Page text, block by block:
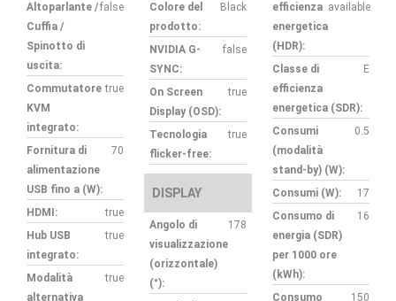
Altoparlante /
Cuffia /
Spinotto di
uscita:
false
Commutatore
KVM
integrato:
true
Fornitura di
alimentazione
USB fino a (W):
70
HDMI:
true
Hub USB
integrato:
true
Modalità
alternativa
true
Colore del
prodotto:
Black
NVIDIA G-
SYNC:
false
On Screen
Display (OSD):
true
Tecnologia
flicker-free:
true
DISPLAY
Angolo di
visualizzazione
(orizzontale)
(°):
178
efficienza
energetica
(HDR):
available
Classe di
efficienza
energetica (SDR):
E
Consumi
(modalità
stand-by) (W):
0.5
Consumi (W):
17
Consumo di
energia (SDR)
per 1000 ore
(kWh):
16
Consumo
150